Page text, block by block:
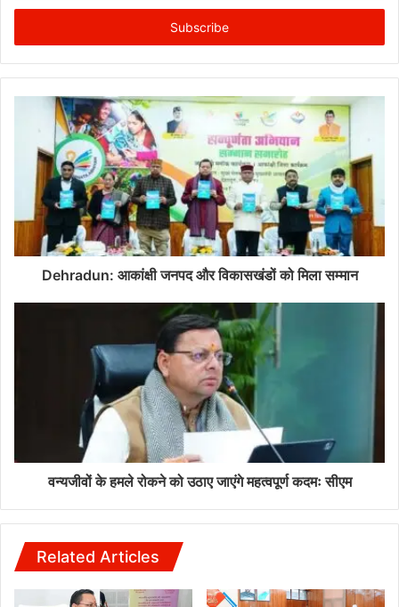
Email
Dehradun: आकांक्षी जनपद और विकासखंडों को मिला सम्मान
वन्यजीवों के हमले रोकने को उठाए जाएंगे महत्वपूर्ण कदमः सीएम
Related Articles